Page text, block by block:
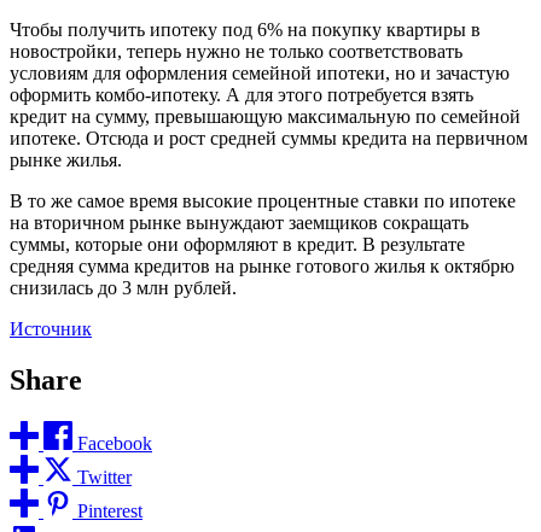
Чтобы получить ипотеку под 6% на покупку квартиры в
новостройки, теперь нужно не только соответствовать
условиям для оформления семейной ипотеки, но и зачастую
оформить комбо-ипотеку. А для этого потребуется взять
кредит на сумму, превышающую максимальную по семейной
ипотеке. Отсюда и рост средней суммы кредита на первичном
рынке жилья.
В то же самое время высокие процентные ставки по ипотеке
на вторичном рынке вынуждают заемщиков сокращать
суммы, которые они оформляют в кредит. В результате
средняя сумма кредитов на рынке готового жилья к октябрю
снизилась до 3 млн рублей.
Источник
Share
Facebook
Twitter
Pinterest